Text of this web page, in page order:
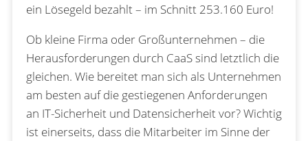
ein Lösegeld bezahlt – im Schnitt 253.160 Euro!
Ob kleine Firma oder Großunternehmen – die
Herausforderungen durch CaaS sind letztlich die
gleichen. Wie bereitet man sich als Unternehmen
am besten auf die gestiegenen Anforderungen
an IT-Sicherheit und Datensicherheit vor? Wichtig
ist einerseits, dass die Mitarbeiter im Sinne der